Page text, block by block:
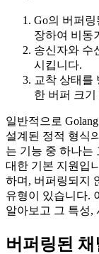
Go의 버퍼
장하여 비동
송신자와 수
시킵니다.
교착 상태를
한 버퍼 크
일반적으로
설계된 정적 형식
는 기능 중 하나는
대한 기본 지원입
하며, 버퍼링되지
유형이 있습니다.
알아보고 그 특성,
버퍼링된